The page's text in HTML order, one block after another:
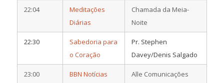
22:04
Meditações
Diárias
Chamada da Meia-
Noite
22:30
Sabedoria para
o Coração
Pr. Stephen
Davey/Denis Salgado
23:00 BBN Notícias Alle Comunicações